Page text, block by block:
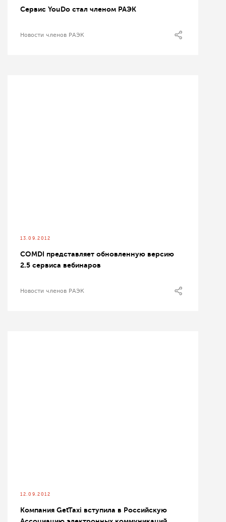
Сервис YouDo стал членом РАЭК
Новости членов РАЭК
13.09.2012
COMDI представляет обновленную версию
2.5 сервиса вебинаров
Новости членов РАЭК
12.09.2012
Компания GetTaxi вступила в Российскую